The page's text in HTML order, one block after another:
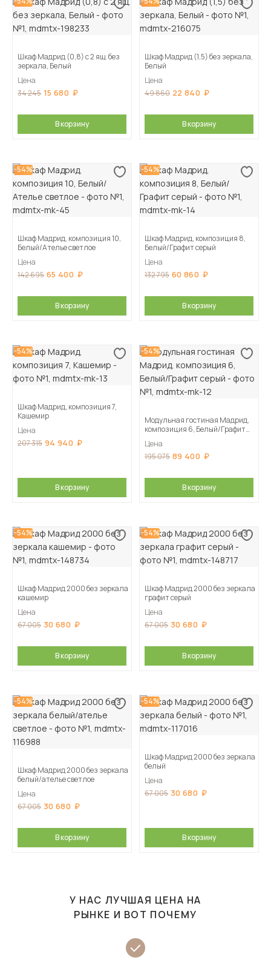
Шкаф Мадрид (0,8) с 2 ящ. без
зеркала, Белый
Цена
34 245 15 680
В корзину
Шкаф Мадрид (1,5) без зеркала,
Белый
Цена
49 860 22 840
В корзину
-54%
Шкаф Мадрид, композиция 10,
Белый/Ателье светлое
Цена
142 695 65 400
В корзину
-54%
Шкаф Мадрид, композиция 8,
Белый/Графит серый
Цена
132 795 60 860
В корзину
-54%
Шкаф Мадрид, композиция 7,
Кашемир
Цена
207 315 94 940
В корзину
-54%
Модульная гостиная Мадрид,
композиция 6, Белый/Графит
Цена
195 075 89 400
В корзину
-54%
Шкаф Мадрид 2000 без зеркала
кашемир
Цена
67 005 30 680
В корзину
-54%
Шкаф Мадрид 2000 без зеркала
графит серый
Цена
67 005 30 680
В корзину
-54%
Шкаф Мадрид 2000 без зеркала
белый/ателье светлое
Цена
67 005 30 680
В корзину
-54%
Шкаф Мадрид 2000 без зеркала
белый
Цена
67 005 30 680
В корзину
У НАС ЛУЧШАЯ ЦЕНА НА
РЫНКЕ И ВОТ ПОЧЕМУ